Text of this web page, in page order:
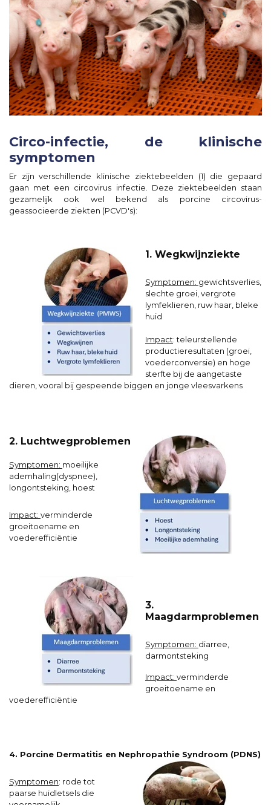
Circo-infectie, de klinische
symptomen
Er zijn verschillende klinische ziektebeelden (1) die gepaard
gaan met een circovirus infectie. Deze ziektebeelden staan
gezamelijk ook wel bekend als porcine circovirus-
geassocieerde ziekten (PCVD's):
1. Wegkwijnziekte
Symptomen: gewichtsverlies,
slechte groei, vergrote
lymfeklieren, ruw haar, bleke
huid
Impact: teleurstellende
productieresultaten (groei,
voederconversie) en hoge
sterfte bij de aangetaste
dieren, vooral bij gespeende biggen en jonge vleesvarkens
2. Luchtwegproblemen
Symptomen: moeilijke
ademhaling(dyspnee),
longontsteking, hoest
Impact: verminderde
groeitoename en
voederefficiëntie
3.
Maagdarmproblemen
Symptomen: diarree,
darmontsteking
Impact: verminderde
groeitoename en
voederefficiëntie
4. Porcine Dermatitis en Nephropathie Syndroom (PDNS)
Symptomen: rode tot
paarse huidletsels die